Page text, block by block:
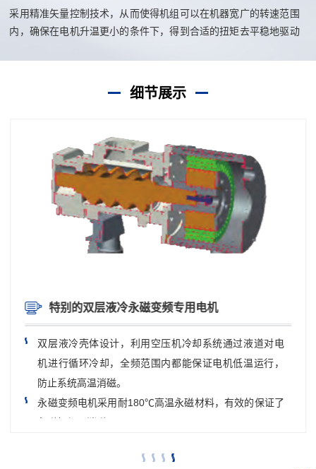
采用精准矢量控制技术，从而使得机组可以在机器宽广的转速范围
内，确保在电机升温更小的条件下，得到合适的扭矩去平稳地驱动
细节展示
特别的双层液冷永磁变频专用电机
双层液冷壳体设计，利用空压机冷却系统通过液道对电
机进行循环冷却，全频范围内都能保证电机低温运行，
防止系统高温消磁。
永磁变频电机采用耐180℃高温永磁材料，有效的保证了
状态，实现较好的节能效果。